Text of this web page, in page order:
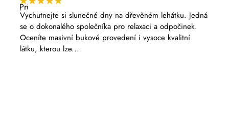
Průměrné
hodnocení
produktu
je
5,0
z
5
hvězdiček.
Vychutnejte si slunečné dny na dřevěném lehátku. Jedná
se o dokonalého společníka pro relaxaci a odpočinek.
Oceníte masivní bukové provedení i vysoce kvalitní
látku, kterou lze...